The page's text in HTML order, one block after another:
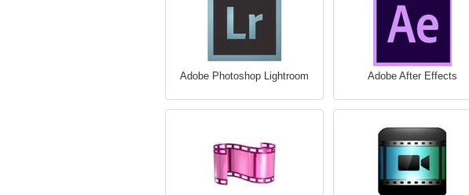
Adobe Photoshop Lightroom Adobe After Effects